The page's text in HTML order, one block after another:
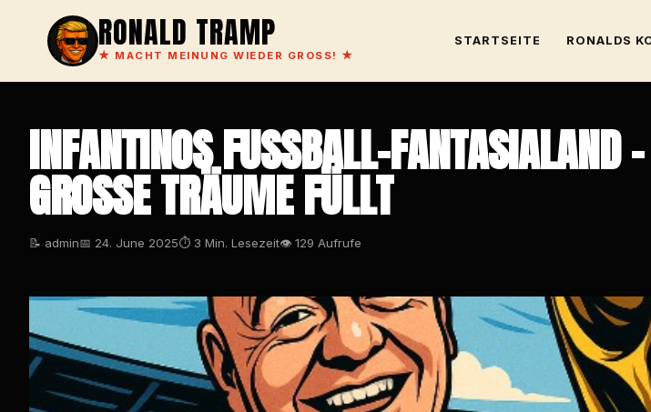
RONALD TRAMP
★ MACHT MEINUNG WIEDER GROSS! ★
STARTSEITE RONALDS
INFANTINOS FUSSBALL-FANTASIALAND
ROSSE TRÄUME FÜLLT
📝 admin📅 24. June 2025⏱ 3 Min. Lesezeit👁 129 Aufrufe